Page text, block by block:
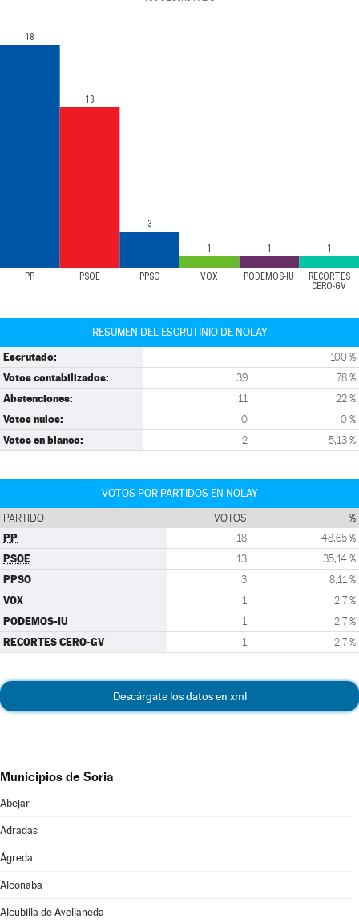
PP PSOE PPSO VOX PODEMOS-IU
RECORTES
CERO-GV
18
13
3
1 1 1
RESUMEN DEL ESCRUTINIO DE NOLAY
Escrutado: 100 %
Votos contabilizados: 39 78 %
Abstenciones: 11 22 %
Votos nulos: 0 0 %
Votos en blanco: 2 5,13 %
VOTOS POR PARTIDOS EN NOLAY
PARTIDO VOTOS %
PP 18 48,65 %
PSOE 13 35,14 %
PPSO 3 8,11 %
VOX 1 2,7 %
PODEMOS-IU 1 2,7 %
RECORTES CERO-GV 1 2,7 %
Descárgate los datos en xml
Municipios de Soria
Abejar
Adradas
Ágreda
Alconaba
Alcubilla de Avellaneda